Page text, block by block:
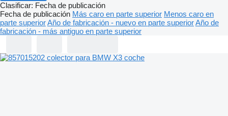
Clasificar: Fecha de publicación
Fecha de publicación Más caro en parte superior Menos caro en
parte superiorAño de fabricación - nuevo en parte superiorAño de
fabricación - más antiguo en parte superior